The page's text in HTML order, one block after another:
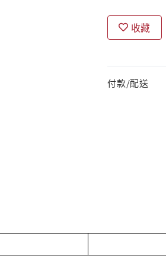
收藏
付款/配送